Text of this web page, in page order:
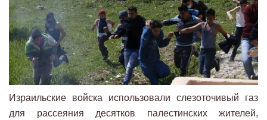
Израильские войска использовали слезоточивый газ
для рассеяния десятков палестинских жителей,